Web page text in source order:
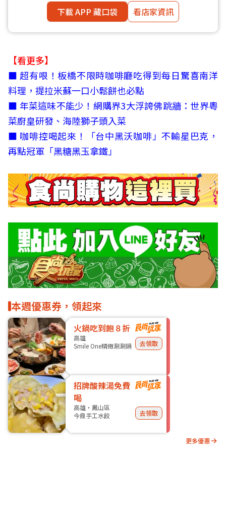
下載 APP 藏口袋
看店家資訊
【看更多】
■ 超有哏！板橋不限時咖啡廳吃得到每日驚喜南洋
料理，提拉米蘇一口小鬆餅也必點
■ 年菜這味不能少！網購界3大浮誇佛跳牆：世界粵
菜廚皇研發、海陸獅子頭入菜
■ 咖啡控喝起來！「台中黑沃咖啡」不輸星巴克，
再點冠軍「黑糖黑玉拿鐵」
本週優惠券，領起來
火鍋吃到飽８折
高雄
Smile One精緻涮涮鍋
去領取
招牌酸辣湯免費
喝
高雄・鳳山區
今鼎手工水餃
去領取
更多優惠